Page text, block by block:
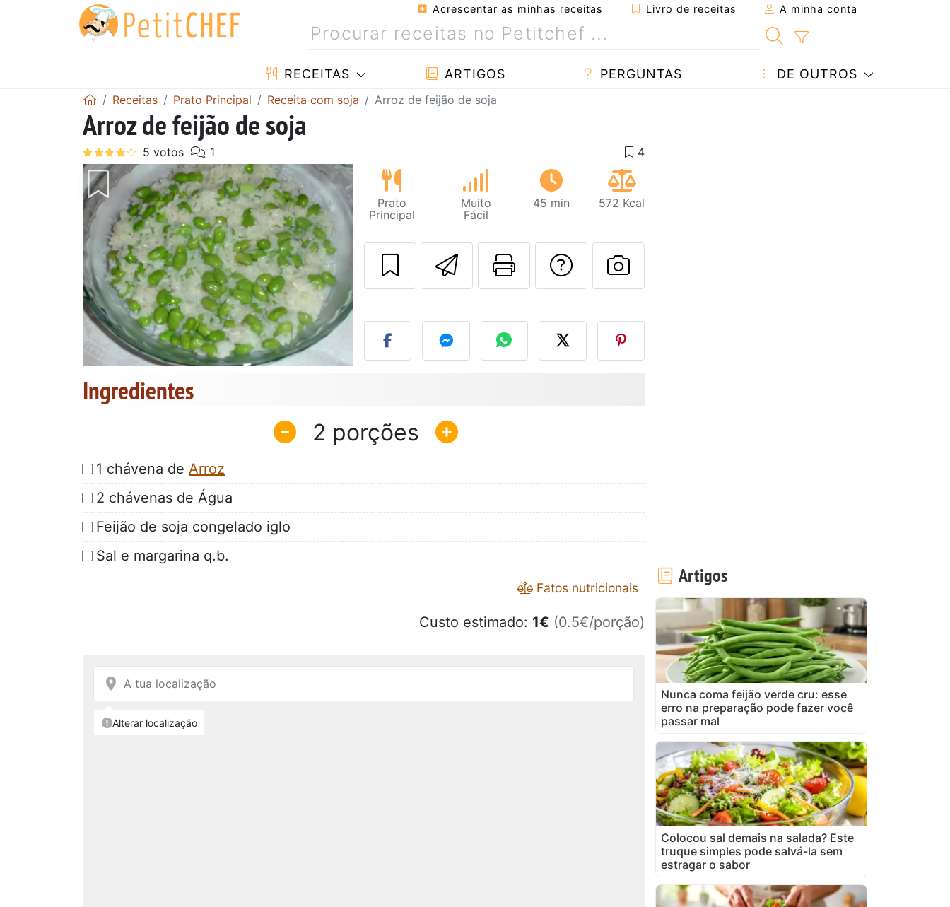
Acrescentar as minhas receitas Livro de receitas A minha conta
RECEITAS ARTIGOS PERGUNTAS DE OUTROS
Receitas Prato Principal Receita com soja Arroz de feijão de soja
Arroz de feijão de soja
Prato
Principal
Muito
Fácil
45 min 572 Kcal
Enviar esta receita a um amigo
Imprima esta página
Falar com o autor da receita
Fez esta receita? Compartilhe
Ingredientes
2
1 chávena de Arroz
2 chávenas de Água
Feijão de soja congelado iglo
Sal e margarina q.b.
Fatos nutricionais
Custo estimado: 1€ (0.5€/porção)
Artigos
Nunca coma feijão verde cru: esse
erro na preparação pode fazer você
passar mal
Colocou sal demais na salada? Este
truque simples pode salvá-la sem
estragar o sabor